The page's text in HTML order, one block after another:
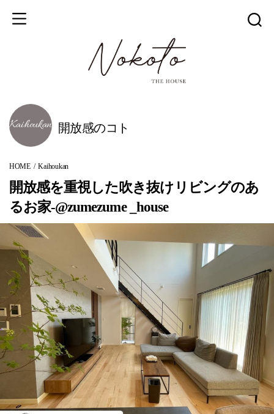
開放感のコト
HOME Kaihoukan
開放感を重視した吹き抜けリビングのあ
るお家-@zumezume _house